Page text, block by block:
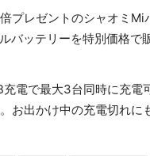
電で最大3台同時に充電
お出かけ中の充電切れに